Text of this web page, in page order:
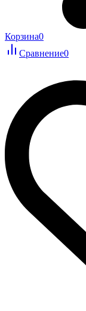
Корзина0
Сравнение0